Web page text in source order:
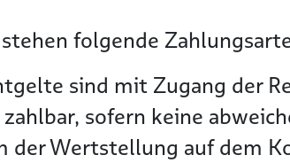
folgende
sind mit Zugang der
zahlbar, sofern keine
der Wertstellung auf dem